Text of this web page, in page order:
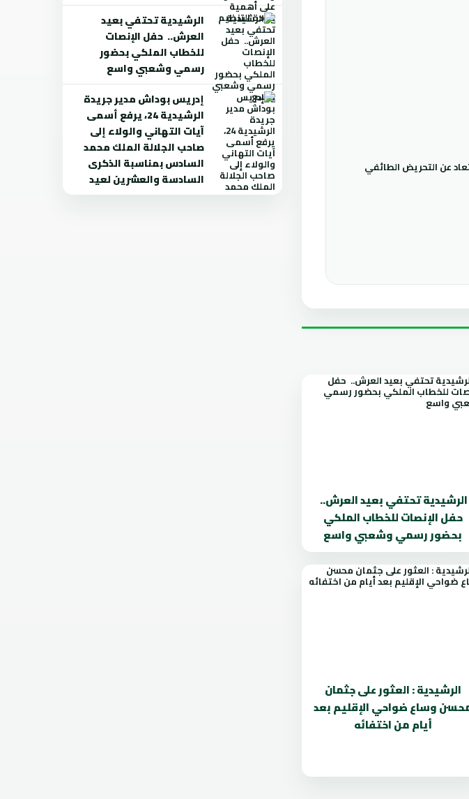
عن التحريض الطائفي
الرشيدية تحتفي بعيد العرش..
حفل الإنصات للخطاب الملكي
بحضور رسمي وشعبي واسع
الرشيدية : العثور على جثمان
وساع ضواحي الإقليم بعد
أيام من اختفائه
الرشيدية تحتفي بعيد
العرش.. حفل الإنصات
للخطاب الملكي بحضور
رسمي وشعبي واسع
إدريس بوداش مدير جريدة
الرشيدية 24، يرفع أسمى
آيات التهاني والولاء إلى
صاحب الجلالة الملك محمد
السادس بمناسبة الذكرى
السادسة والعشرين لعيد